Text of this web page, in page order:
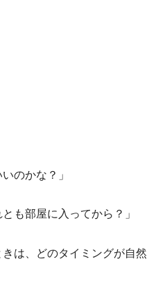
のかな？」
も部屋に入ってから？」
きは、どのタイミングが自然